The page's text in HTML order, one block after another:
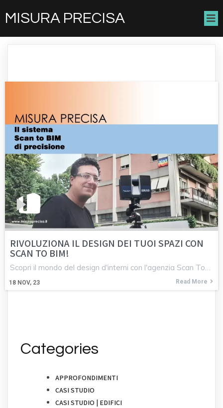
MISURA PRECISA
RIVOLUZIONA IL DESIGN DEI TUOI SPAZI CON
SCAN TO BIM!
18 NOV, 23
Scopri il mondo del design d'interni con l'agenzia Scan To…
Read More
Categories
APPROFONDIMENTI
CASI STUDIO
CASI STUDIO | EDIFICI